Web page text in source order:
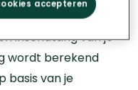
baseert je
inschatting van je
wordt berekend
basis van je
accepteren